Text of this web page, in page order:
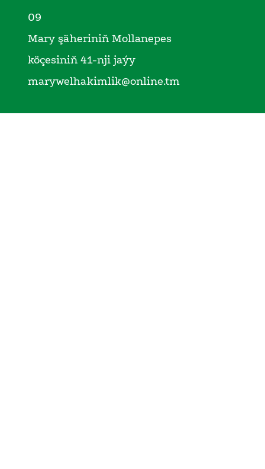
09
Mary şäheriniň Mollanepes
köçesiniň 41-nji jaýy
marywelhakimlik@online.tm